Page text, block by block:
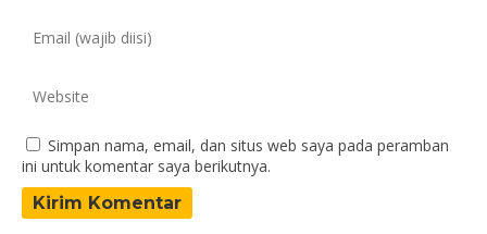
Simpan nama, email, dan situs web saya pada peramban
ini untuk komentar saya berikutnya.